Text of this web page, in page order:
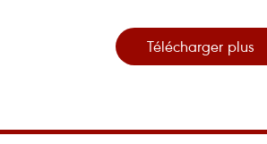
Télécharger plus